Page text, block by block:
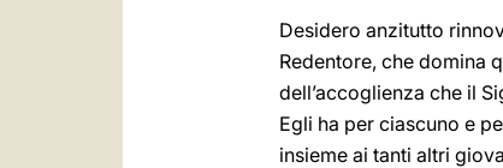
Desidero anzitutto
Redentore, che domina
dell’accoglienza che il
Egli ha per ciascuno e
insieme ai tanti altri